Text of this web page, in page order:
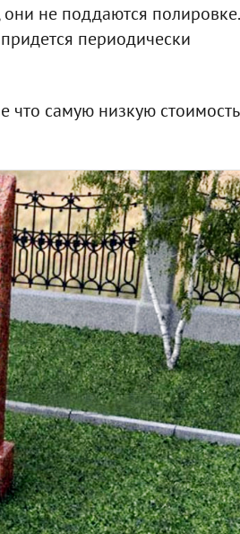
они не поддаются полировке.
периодически
что самую низкую стоимость